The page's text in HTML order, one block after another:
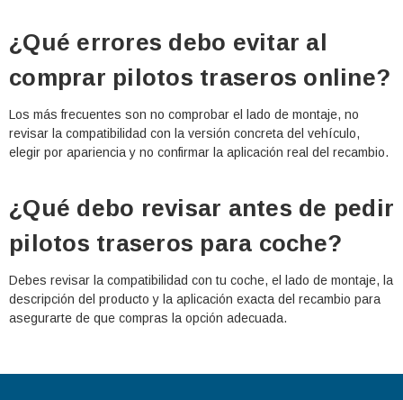
¿Qué errores debo evitar al
comprar pilotos traseros online?
Los más frecuentes son no comprobar el lado de montaje, no
revisar la compatibilidad con la versión concreta del vehículo,
elegir por apariencia y no confirmar la aplicación real del recambio.
¿Qué debo revisar antes de pedir
pilotos traseros para coche?
Debes revisar la compatibilidad con tu coche, el lado de montaje, la
descripción del producto y la aplicación exacta del recambio para
asegurarte de que compras la opción adecuada.